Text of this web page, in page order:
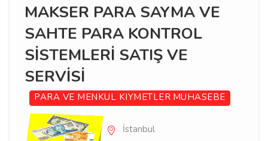
MAKSER PARA SAYMA VE
SAHTE PARA KONTROL
SİSTEMLERİ SATIŞ VE
SERVİSİ
PARA VE MENKUL KIYMETLER MUHASEBE
İstanbul